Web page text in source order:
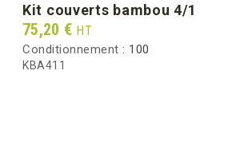
kit couverts bambou 4/1
Prix
75,20 € HT
Conditionnement : 100
KBA411